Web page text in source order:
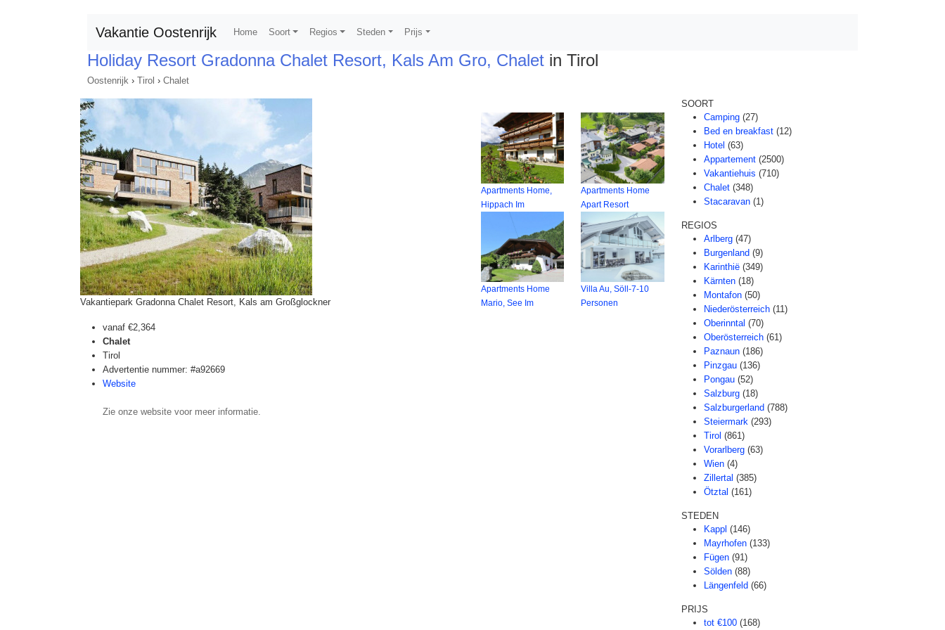
Vakantie Oostenrijk Home Soort Regios Steden Prijs
Holiday Resort Gradonna Chalet Resort, Kals Am Gro, Chalet in Tirol
Oostenrijk › Tirol › Chalet
Vakantiepark Gradonna Chalet Resort, Kals am Großglockner
vanaf €2,364
Chalet
Tirol
Advertentie nummer: #a92669
Website
Zie onze website voor meer informatie.
Apartments Home,
Hippach Im
Apartments Home
Apart Resort
Apartments Home
Mario, See Im
Villa Au, Söll-7-10
Personen
SOORT
Camping (27)
Bed en breakfast (12)
Hotel (63)
Appartement (2500)
Vakantiehuis (710)
Chalet (348)
Stacaravan (1)
REGIOS
Arlberg (47)
Burgenland (9)
Karinthië (349)
Kärnten (18)
Montafon (50)
Niederösterreich (11)
Oberinntal (70)
Oberösterreich (61)
Paznaun (186)
Pinzgau (136)
Pongau (52)
Salzburg (18)
Salzburgerland (788)
Steiermark (293)
Tirol (861)
Vorarlberg (63)
Wien (4)
Zillertal (385)
Ötztal (161)
STEDEN
Kappl (146)
Mayrhofen (133)
Fügen (91)
Sölden (88)
Längenfeld (66)
PRIJS
tot €100 (168)